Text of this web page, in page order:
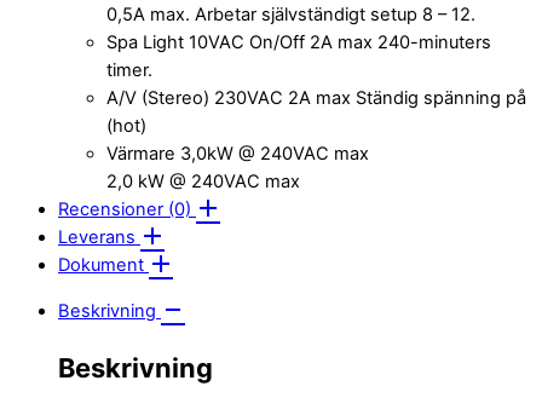
0,5A max. Arbetar självständigt setup 8 – 12.
Spa Light 10VAC On/Off 2A max 240-minuters
timer.
A/V (Stereo) 230VAC 2A max Ständig spänning på
(hot)
Värmare 3,0kW @ 240VAC max
2,0 kW @ 240VAC max
Recensioner (0)
Leverans
Dokument
Beskrivning
Beskrivning